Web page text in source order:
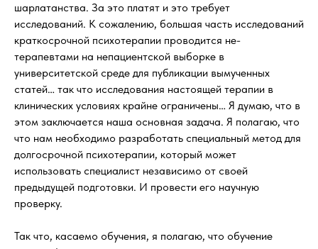
шарлатанства. За это платят и это требует
исследований. К сожалению, большая часть исследований
краткосрочной психотерапии проводится не-
терапевтами на непациентской выборке в
университетской среде для публикации вымученных
статей… так что исследования настоящей терапии в
клинических условиях крайне ограничены… Я думаю, что в
этом заключается наша основная задача. Я полагаю, что
что нам необходимо разработать специальный метод для
долгосрочной психотерапии, который может
использовать специалист независимо от своей
предыдущей подготовки. И провести его научную
проверку.
Так что, касаемо обучения, я полагаю, что обучение